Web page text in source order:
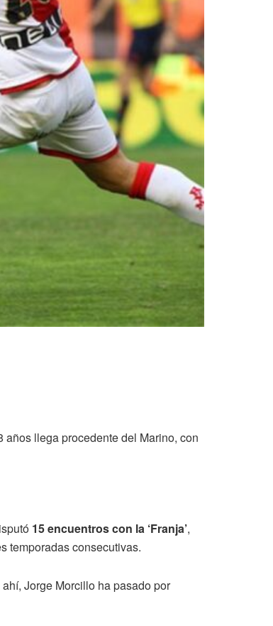
años llega procedente del Marino, con
15 encuentros con la ‘Franja’,
temporadas consecutivas.
Jorge Morcillo ha pasado por